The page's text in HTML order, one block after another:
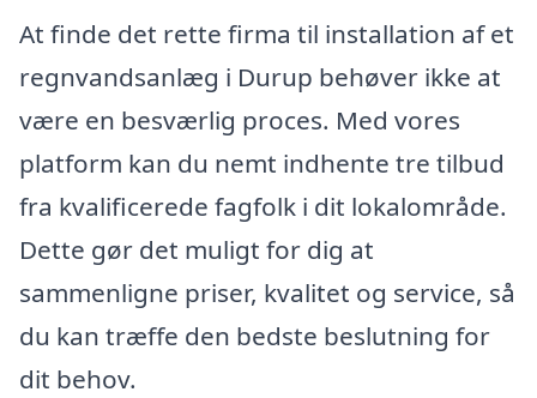
At finde det rette firma til installation af et
regnvandsanlæg i Durup behøver ikke at
være en besværlig proces. Med vores
platform kan du nemt indhente tre tilbud
fra kvalificerede fagfolk i dit lokalområde.
Dette gør det muligt for dig at
sammenligne priser, kvalitet og service, så
du kan træffe den bedste beslutning for
dit behov.